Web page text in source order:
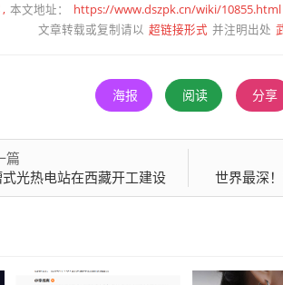
本文地址： https://www.dszpk.cn/wiki/10855.html
文章转载或复制请以 超链接形式 并注明出处
海报 阅读 分享
篇
光热电站在西藏开工建设 世界最深